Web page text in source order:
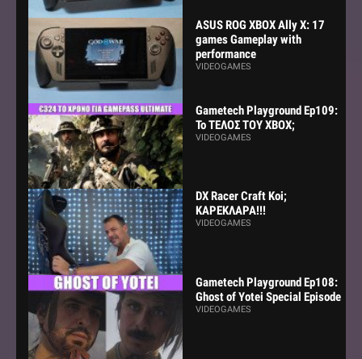
ASUS ROG XBOX Ally X: 17
games Gameplay with
performance
VIDEOGAMES
Gametech Playground Ep109:
Το ΤΕΛΟΣ ΤΟΥ ΧΒΟΧ;
VIDEOGAMES
DX Racer Craft Koi;
ΚΑΡΕΚΛΑΡΑ!!!
VIDEOGAMES
Gametech Playground Ep108:
Ghost of Yotei Special Episode
VIDEOGAMES